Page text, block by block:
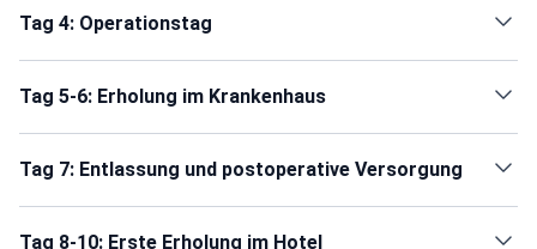
Tag 4: Operationstag
Tag 5-6: Erholung im Krankenhaus
Tag 7: Entlassung und postoperative Versorgung
Tag 8-10: Erste Erholung im Hotel